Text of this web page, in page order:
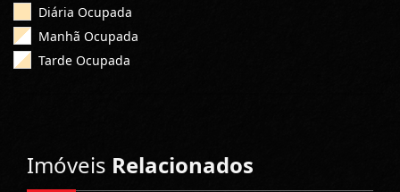
Diária Ocupada
Manhã Ocupada
Tarde Ocupada
Imóveis Relacionados